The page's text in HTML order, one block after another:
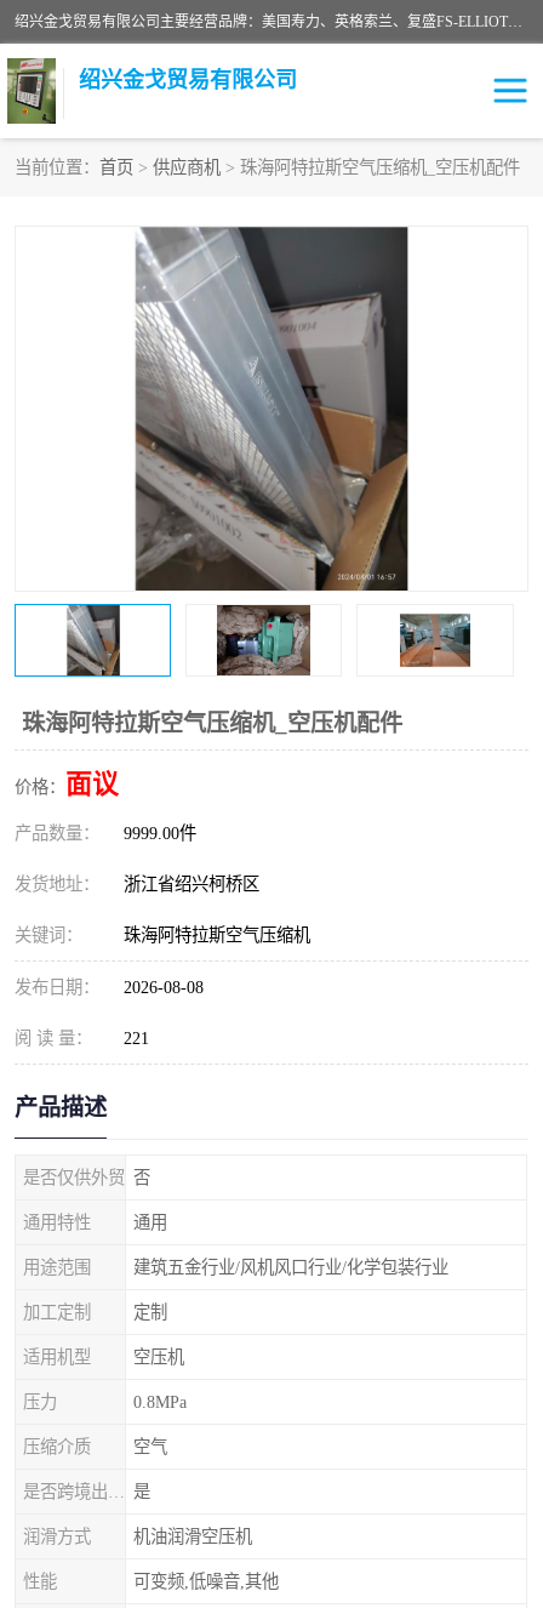
绍兴金戈贸易有限公司主要经营品牌：美国寿力、英格索兰、复盛FS-ELLIOTT，库伯COOPER、阿特拉斯等品牌空压机及配件销售；承接全厂空气压缩机管理、维护保养；节能改造；气体干燥机销售、维护、维修、保养。销售各种品牌空压机空气滤芯、油滤芯、油气分离器；精密过滤器滤芯；除油雾滤芯；抽真空滤芯，消音器，疏水器。劳务承接：全厂空压机维修保养工程，安装工程；移机或汰换工程；节能改造工程等。
绍兴金戈贸易有限公司
当前位置： 首页 > 供应商机 > 珠海阿特拉斯空气压缩机_空压机配件
珠海阿特拉斯空气压缩机_空压机配件
价格： 面议
产品数量： 9999.00件
发货地址： 浙江省绍兴柯桥区
关键词： 珠海阿特拉斯空气压缩机
发布日期： 2026-08-08
阅 读 量： 221
产品描述
是否仅供外贸 否
通用特性 通用
用途范围 建筑五金行业/风机风口行业/化学包装行业
加工定制 定制
适用机型 空压机
压力 0.8MPa
压缩介质 空气
是
润滑方式 机油润滑空压机
性能 可变频,低噪音,其他
中车鼓风机 闽台富源特种陶瓷
美国寿力空压机零部件 英格索兰离心机空滤芯
英格索兰COOPER离心机 库伯卡麦隆离心机零件
微电脑控制器 离心式压缩机高速转子组
复盛离心机零件 中冷耐高温气侧密封胶垫
空气过滤器 阿特拉斯
CAMERON空压机维修 CAMERON空压机显示屏